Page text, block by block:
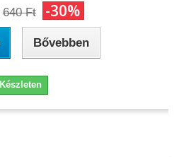
640 Ft‎ -30%
Bővebben
Készleten